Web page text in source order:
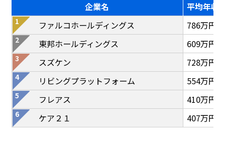
企業名
平均年収
ファルコホールディングス
786万円
東邦ホールディングス
609万円
スズケン
728万円
リビングプラットフォーム
554万円
フレアス
410万円
ケア２１
407万円